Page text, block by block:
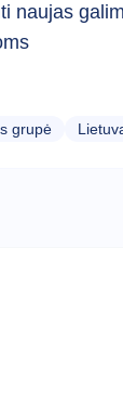
naujas
grupė